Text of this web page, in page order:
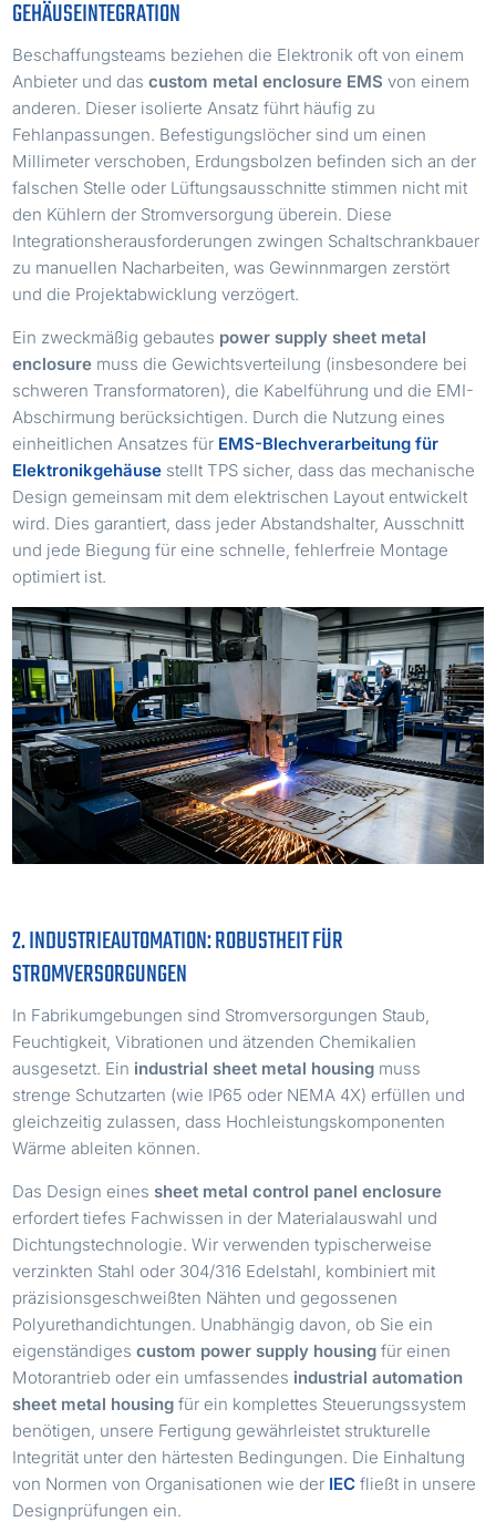
GEHÄUSEINTEGRATION
Beschaffungsteams beziehen die Elektronik oft von einem
Anbieter und dascustom metal enclosure EMS von einem
anderen. Dieser isolierte Ansatz führt häufig zu
Fehlanpassungen. Befestigungslöcher sind um einen
Millimeter verschoben, Erdungsbolzen befinden sich an der
falschen Stelle oder Lüftungsausschnitte stimmen nicht mit
den Kühlern der Stromversorgung überein. Diese
Integrationsherausforderungen zwingen Schaltschrankbauer
zu manuellen Nacharbeiten, was Gewinnmargen zerstört
und die Projektabwicklung verzögert.
Ein zweckmäßig gebautes power supply sheet metal
enclosure muss die Gewichtsverteilung (insbesondere bei
schweren Transformatoren), die Kabelführung und die EMI-
Abschirmung berücksichtigen. Durch die Nutzung eines
einheitlichen Ansatzes für EMS-Blechverarbeitung für
Elektronikgehäuse stellt TPS sicher, dass das mechanische
Design gemeinsam mit dem elektrischen Layout entwickelt
wird. Dies garantiert, dass jeder Abstandshalter, Ausschnitt
und jede Biegung für eine schnelle, fehlerfreie Montage
optimiert ist.
2. INDUSTRIEAUTOMATION: ROBUSTHEIT FÜR
STROMVERSORGUNGEN
In Fabrikumgebungen sind Stromversorgungen Staub,
Feuchtigkeit, Vibrationen und ätzenden Chemikalien
ausgesetzt. Ein industrial sheet metal housing muss
strenge Schutzarten (wie IP65 oder NEMA 4X) erfüllen und
gleichzeitig zulassen, dass Hochleistungskomponenten
Wärme ableiten können.
Das Design eines sheet metal control panel enclosure
erfordert tiefes Fachwissen in der Materialauswahl und
Dichtungstechnologie. Wir verwenden typischerweise
verzinkten Stahl oder 304/316 Edelstahl, kombiniert mit
präzisionsgeschweißten Nähten und gegossenen
Polyurethandichtungen. Unabhängig davon, ob Sie ein
eigenständigescustom power supply housing für einen
Motorantrieb oder ein umfassendes industrial automation
sheet metal housing für ein komplettes Steuerungssystem
benötigen, unsere Fertigung gewährleistet strukturelle
Integrität unter den härtesten Bedingungen. Die Einhaltung
von Normen von Organisationen wie der IEC fließt in unsere
Designprüfungen ein.